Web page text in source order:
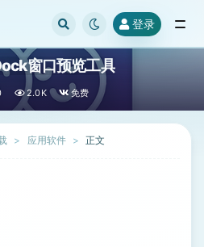
登录
窗口预览工具
2.0K 免费
应用软件 正文